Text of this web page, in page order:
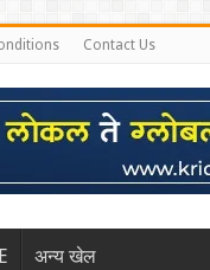
Contact Us
अन्य खेल